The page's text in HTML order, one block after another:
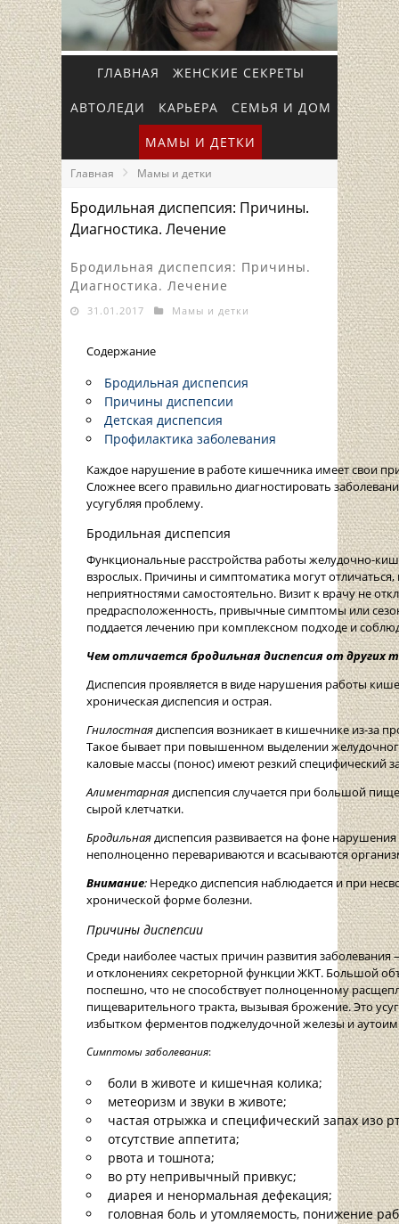
ГЛАВНАЯ ЖЕНСКИЕ СЕКРЕТЫ
АВТОЛЕДИ КАРЬЕРА СЕМЬЯ И ДОМ
МАМЫ И ДЕТКИ
Главная Мамы и детки
Бродильная диспепсия: Причины.
Диагностика. Лечение
Бродильная диспепсия: Причины.
Диагностика. Лечение
31.01.2017 Мамы и детки
Содержание
Бродильная диспепсия
Причины диспепсии
Детская диспепсия
Профилактика заболевания
Каждое нарушение в работе кишечника имеет свои
Сложнее всего правильно диагностировать
усугубляя проблему.
Бродильная диспепсия
Функциональные расстройства работы желудочно-
взрослых. Причины и симптоматика могут отличаться,
неприятностями самостоятельно. Визит к врачу не
предрасположенность, привычные симптомы или
поддается лечению при комплексном подходе и
Чем отличается бродильная диспепсия от других
Диспепсия проявляется в виде нарушения работы
хроническая диспепсия и острая.
Гнилостнаядиспепсия возникает в кишечнике из-за
Такое бывает при повышенном выделении
каловые массы (понос) имеют резкий специфический
Алиментарнаядиспепсия случается при большой
сырой клетчатки.
Бродильнаядиспепсия развивается на фоне
неполноценно перевариваются и всасываются
Внимание: Нередко диспепсия наблюдается и при
хронической форме болезни.
Причины диспепсии
Среди наиболее частых причин развития
и отклонениях секреторной функции ЖКТ. Большой
поспешно, что не способствует полноценному
пищеварительного тракта, вызывая брожение. Это
избытком ферментов поджелудочной железы и
Симптомы заболевания:
боли в животе и кишечная колика;
метеоризм и звуки в животе;
частая отрыжка и специфический запах изо
отсутствие аппетита;
рвота и тошнота;
во рту непривычный привкус;
диарея и ненормальная дефекация;
головная боль и утомляемость, понижение